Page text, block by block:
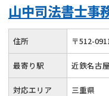
山中司法書士事
住所 〒512-
最寄り駅 近鉄名古
対応エリア 三重県